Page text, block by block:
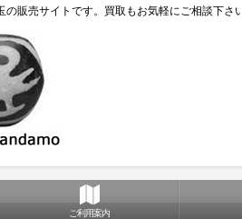
販売サイトです。買取もお気軽にご相談下さい
ご利用案内